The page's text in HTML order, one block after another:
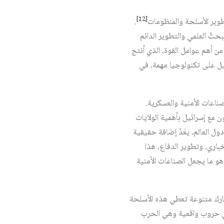
الأسلحة والمنظومات[12]
.
العلمي والتطوير الدائم
أهم عوامل القوة، الذي أنتج
عام 1983 تاريخًا مهمًا لإطلاع إسرائيل على تكنولوجيا مهمة، في
الأمنية والعسكرية.
مع إسرائيل بأهمية الولايات
العالم، يعَدّ إضافة حقيقية
وتطوير الدفاع، هذا
ما يجعل الصناعات الأمنية
متنوعة تعطي هذه الأسلحة
في حروب واقعية وهي الحرب